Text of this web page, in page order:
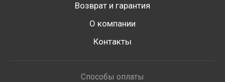
Возврат и гарантия
О компании
Контакты
Способы оплаты